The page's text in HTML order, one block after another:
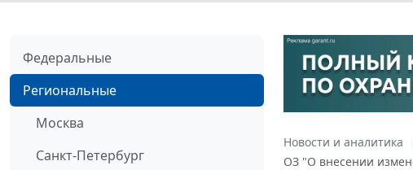
Федеральные
Региональные
Москва
Санкт-Петербург
Новости и аналитика
ОЗ "О внесении